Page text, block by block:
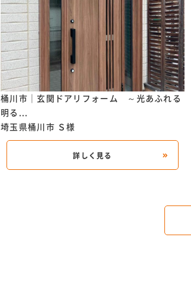
桶川市｜玄関ドアリフォーム ～光あふれる
明る...
埼玉県桶川市 Ｓ様
詳しく見る